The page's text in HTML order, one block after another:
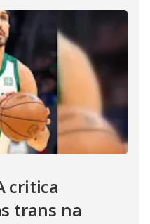
critica
trans na